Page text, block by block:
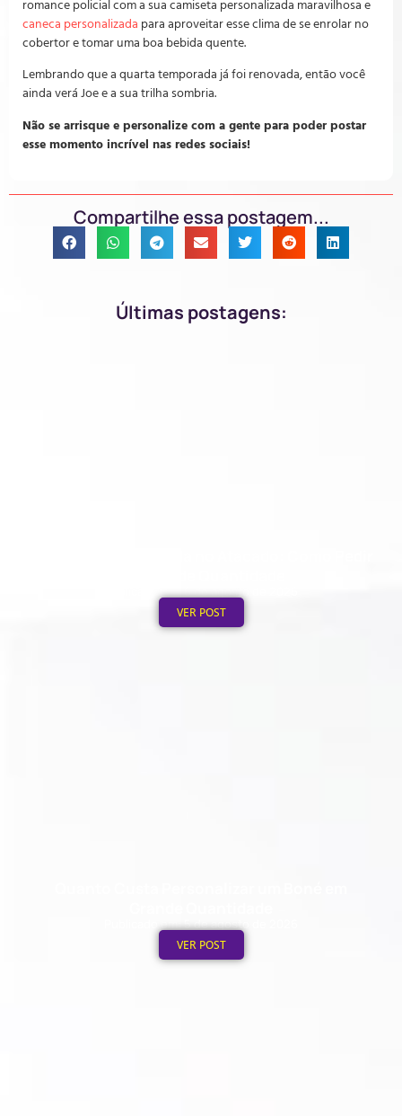
romance policial com a sua camiseta personalizada maravilhosa e
caneca personalizada para aproveitar esse clima de se enrolar no
cobertor e tomar uma boa bebida quente.
Lembrando que a quarta temporada já foi renovada, então você
ainda verá Joe e a sua trilha sombria.
Não se arrisque e personalize com a gente para poder postar
esse momento incrível nas redes sociais!
Compartilhe essa postagem...
Últimas postagens:
Publicado em: 6 de agosto de 2026
VER POST
Publicado em: 5 de agosto de 2026
VER POST